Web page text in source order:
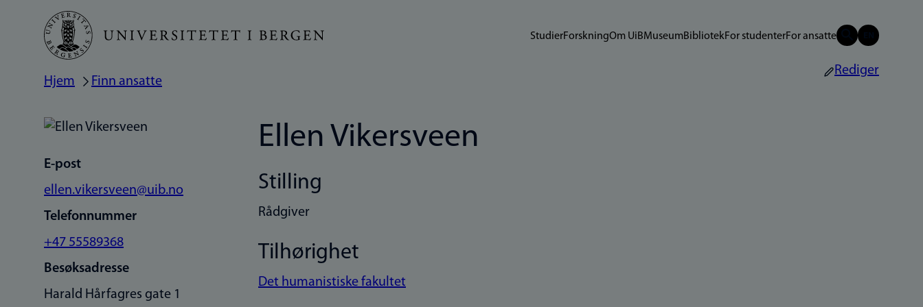
Hopp
hovedinnhold
StudierForskningOm UiBMuseumBibliotekFor studenterFor ansatte
Navigasjonssti
Hjem Finn ansatte
Rediger
E-post
ellen.vikersveen@uib.no
Telefonnummer
+47 55589368
Besøksadresse
Harald Hårfagres gate 1
Ellen Vikersveen
Stilling
Rådgiver
Tilhørighet
Det humanistiske fakultet